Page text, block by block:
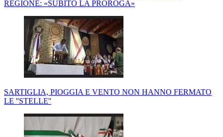
REGIONE: «SUBITO LA PROROGA»
SARTIGLIA, PIOGGIA E VENTO NON HANNO FERMATO
LE ''STELLE''